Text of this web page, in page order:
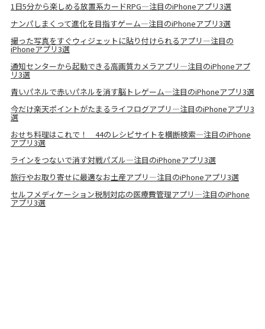
1日5分から楽しめる放置系カードRPG―注目のiPhoneアプリ3選
ナンパしまくって進化を目指すゲーム―注目のiPhoneアプリ3選
撮った写真をすぐウィジェットに貼り付けられるアプリ―注目の
iPhoneアプリ3選
通知センターから起動できる高画質カメラアプリ―注目のiPhoneアプ
リ3選
青いパネルで赤いパネルを消す脳トレゲーム―注目のiPhoneアプリ3選
今だけ楽天ポイントがたまるライフログアプリ―注目のiPhoneアプリ3
選
おせち料理はこれで！ 44のレシピサイトを横断検索―注目のiPhone
アプリ3選
ラインをつないで消す対戦パズル―注目のiPhoneアプリ3選
旅行やお取り寄せに最適なお土産アプリ―注目のiPhoneアプリ3選
セルフメディケーション税制対応の医療費管理アプリ―注目のiPhone
アプリ3選